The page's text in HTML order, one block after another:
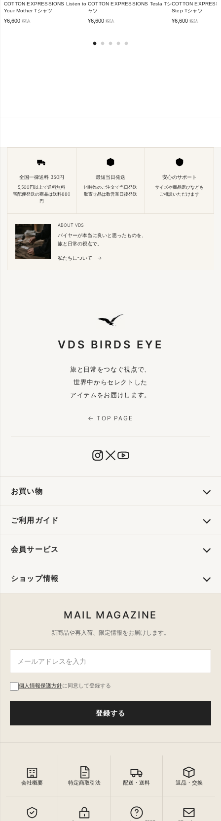
COTTON EXPRESSIONS Listen to
Your Mother Tシャツ
¥6,600 税込
COTTON EXPRESSIONS Tesla Tシ
ャツ
¥6,600 税込
COTTON
Step Tシャツ
¥6,600 税込
全国一律送料 350円
5,500円以上で送料無料
宅配便発送の商品は送料880
円
最短当日発送
14時迄のご注文で当日発送
取寄せ品は数営業日後発送
安心のサポート
サイズや商品選びなども
ご相談いただけます
ABOUT VDS
バイヤーが本当に良いと思ったものを、
旅と日常の視点で。
私たちについて →
VDS BIRDS EYE
旅と日常をつなぐ視点で、
世界中からセレクトした
アイテムをお届けします。
← TOP PAGE
お買い物
ご利用ガイド
会員サービス
ショップ情報
MAIL MAGAZINE
新商品や再入荷、限定情報をお届けします。
個人情報保護方針に同意して登録する
登録する
会社概要 特定商取引法 配送・送料 返品・交換